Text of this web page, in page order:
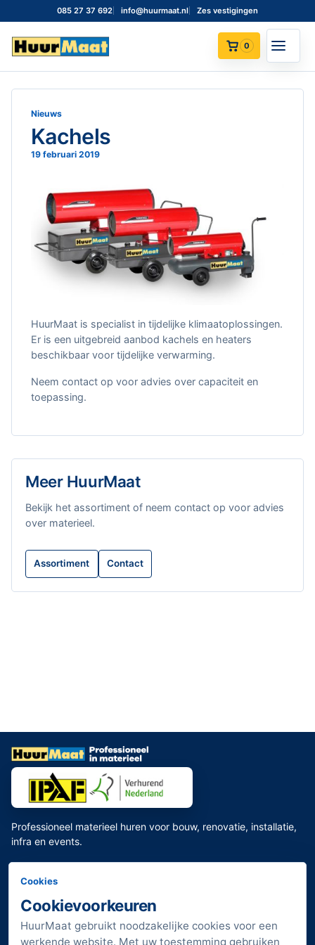
085 27 37 692 info@huurmaat.nl Zes vestigingen
0
Nieuws
Kachels
19 februari 2019
HuurMaat is specialist in tijdelijke klimaatoplossingen.
Er is een uitgebreid aanbod kachels en heaters
beschikbaar voor tijdelijke verwarming.
Neem contact op voor advies over capaciteit en
toepassing.
Meer HuurMaat
Bekijk het assortiment of neem contact op voor advies
over materieel.
Assortiment Contact
Professioneel materieel huren voor bouw, renovatie, installatie,
infra en events.
Direct regelen
Bouwmaterieel huren
Huurdeals bekijken
Transportkosten
Cookies
Cookievoorkeuren
HuurMaat gebruikt noodzakelijke cookies voor een
werkende website. Met uw toestemming gebruiken